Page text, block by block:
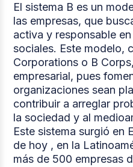
El sistema B es un
las empresas, que
activa y responsable
sociales. Este modelo,
Corporations o B
empresarial, pues
organizaciones sean
contribuir a arreglar
la sociedad y al
Este sistema surgió en
de hoy , en la
más de 500 empresas